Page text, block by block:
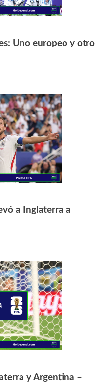
Uno europeo y otro
a Inglaterra a
y Argentina –